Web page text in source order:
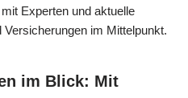
Experten und aktuelle
im Mittelpunkt.
im Blick: Mit